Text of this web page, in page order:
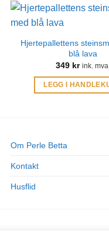
Hjertepallettens
blå lava
349 kr ink. mva.
LEGG I
Om Perle Betta
Kontakt
Husflid